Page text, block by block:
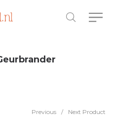
Previous / Next Product